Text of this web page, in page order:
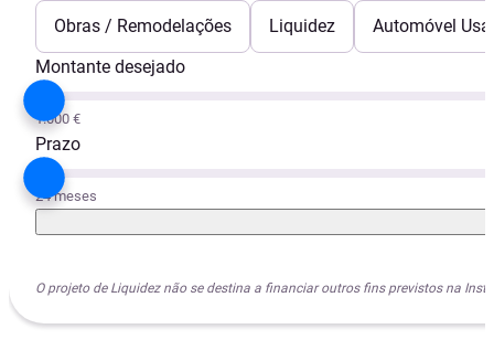
Obras / Remodelações
Liquidez
Automóvel
Montante desejado
1.000 €
Prazo
24 meses
O projeto de Liquidez não se destina a financiar outros fins previstos na